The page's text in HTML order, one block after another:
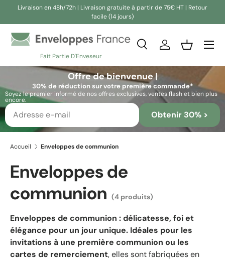
Livraison en 48h/72h | Livraison gratuite à partir de 75€ HT | Retour
facile (14 jours)
Fait Partie D'Enveseur
Recherche
Rechercher
RechercheSe connecter
Panier
Offre de bienvenue |
30% de réduction sur votre première commande*
Soyez le premier informé de nos offres exclusives, ventes flash et bien plus
encore.
Obtenir 30% >
Accueil Enveloppes de communion
Enveloppes de
communion (4 produits)
Enveloppes de communion : délicatesse, foi et
élégance pour un jour unique. Idéales pour les
invitations à une première communion ou les
cartes de remerciement, elles sont fabriquées en